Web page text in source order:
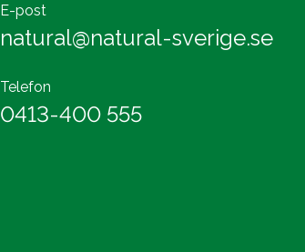
E-post
natural@natural-sverige.se
Telefon
0413-400 555